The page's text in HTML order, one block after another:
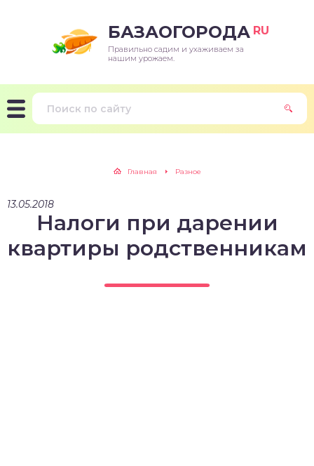
БАЗАОГОРОДА RU
Правильно садим и ухаживаем за
нашим урожаем.
Главная Разное
13.05.2018
Налоги при дарении
квартиры родственникам